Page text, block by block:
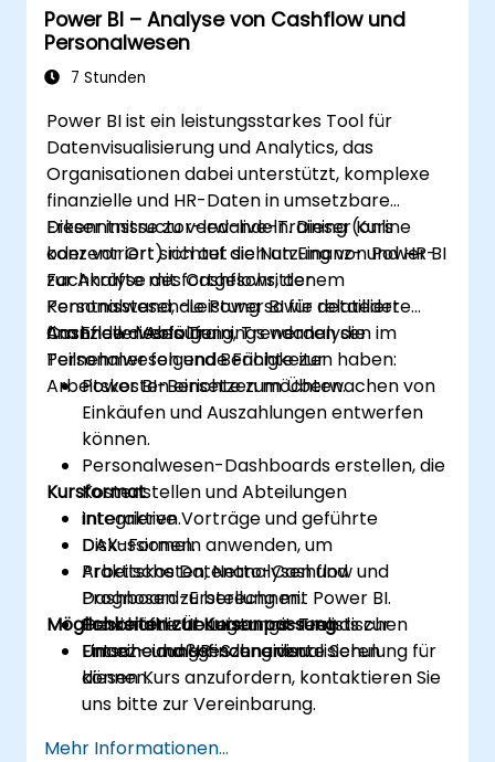
Power BI – Analyse von Cashflow und
Personalwesen
7 Stunden
Power BI ist ein leistungsstarkes Tool für
Datenvisualisierung und Analytics, das
Organisationen dabei unterstützt, komplexe
finanzielle und HR-Daten in umsetzbare
Erkenntnisse zu verwandeln. Dieser Kurs
konzentriert sich auf die Nutzung von Power BI
zur Analyse des Cashflows, der
Personalwesen-Leistung sowie relateder
finanzieller Abläufe.
Dieser instructor-led-live-Training (online
oder vor Ort) richtet sich an Finanz- und HR-
Fachkräfte mit fortgeschrittenem
Kenntnisstand, die Power BI für detaillierte
Cashflow-Verfolgung, Trendanalysen im
Personalwesen und Berichte zur
Arbeitskosten einsetzen möchten.
Am Ende dieses Trainings werden die
Teilnehmer folgende Fähigkeiten haben:
Power BI-Berichte zum Überwachen von
Einkäufen und Auszahlungen entwerfen
können.
Personalwesen-Dashboards erstellen, die
Kostenstellen und Abteilungen
integrieren.
DAX-Formeln anwenden, um
Arbeitskosten, Netto-Cashflow und
Prognosen zu berechnen.
Geschäftliche Leistungs-Trends zur
Entscheidungsfindung visualisieren
können.
Kursformat
Interaktive Vorträge und geführte
Diskussionen.
Praktische Datenanalysen und
Dashboard-Erstellung mit Power BI.
Praxisnahe Übungen mit realistischen
Finanz- und HR-Szenarien.
Möglichkeiten zur Kursanpassung
Um eine maßgeschneiderte Schulung für
diesen Kurs anzufordern, kontaktieren Sie
uns bitte zur Vereinbarung.
Mehr Informationen...